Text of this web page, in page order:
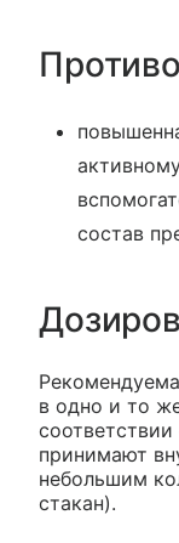
состав
в одно и то
принимают
небольшим
стакан).